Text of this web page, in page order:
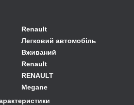
Renault
Легковий автомобіль
Вживаний
Renault
RENAULT
Megane